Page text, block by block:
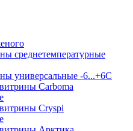
среднетемпературные
универсальные -6...+6C
Carboma
Cryspi